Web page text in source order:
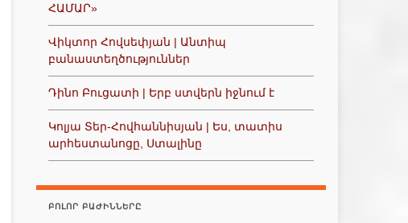
ՀԱՄԱՐ»
Վիկտոր Հովսեփյան | Անտիպ
բանաստեղծություններ
Դինո Բուցատի | Երբ ստվերն իջնում է
Կոլյա Տեր-Հովհաննիսյան | Ես, տատիս
արհեստանոցը, Ստալինը
ԲՈԼՈՐ ԲԱԺԻՆՆԵՐԸ